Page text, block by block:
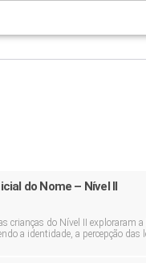
do Nome – Nível II
crianças do Nível II exploraram a
a identidade, a percepção das